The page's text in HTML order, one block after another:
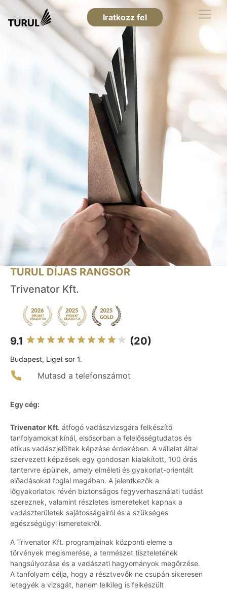
Iratkozz fel
TURUL DÍJAS RANGSOR
Trivenator Kft.
9.1 (20)
Budapest, Liget sor 1.
Mutasd a telefonszámot
Egy cég:
Trivenator Kft. átfogó vadászvizsgára felkészítő
tanfolyamokat kínál, elsősorban a felelősségtudatos és
etikus vadászjelöltek képzése érdekében. A vállalat által
szervezett képzések egy gondosan kialakított, 100 órás
tantervre épülnek, amely elméleti és gyakorlat-orientált
előadásokat foglal magában. A jelentkezők a
lőgyakorlatok révén biztonságos fegyverhasználati tudást
szereznek, valamint részletes ismereteket kapnak a
vadászterületek sajátosságairól és a szükséges
egészségügyi ismeretekről.
A Trivenator Kft. programjainak központi eleme a
törvények megismerése, a természet tiszteletének
hangsúlyozása és a vadászati hagyományok megőrzése.
A tanfolyam célja, hogy a résztvevők ne csupán sikeresen
letegyék a vizsgát, hanem lelkileg is felkészült